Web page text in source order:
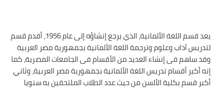
يعد قسم اللغة الألمانية، الذي يرجع إنشاؤه إلى عام 1956، أقدم قسم
لتدريس آداب وعلوم وترجمة اللغة الألمانية بجمهورية مصر العربية
وقد ساهم فى إنشاء العديد من الأقسام فى الجامعات المصرية، كما
إنه أكبر أقسام تدريس اللغة الألمانية بجمهورية مصر العربية، وثاني
أكبر قسم بكلية الألسن من حيث عدد الطلاب الملتحقين به سنويا